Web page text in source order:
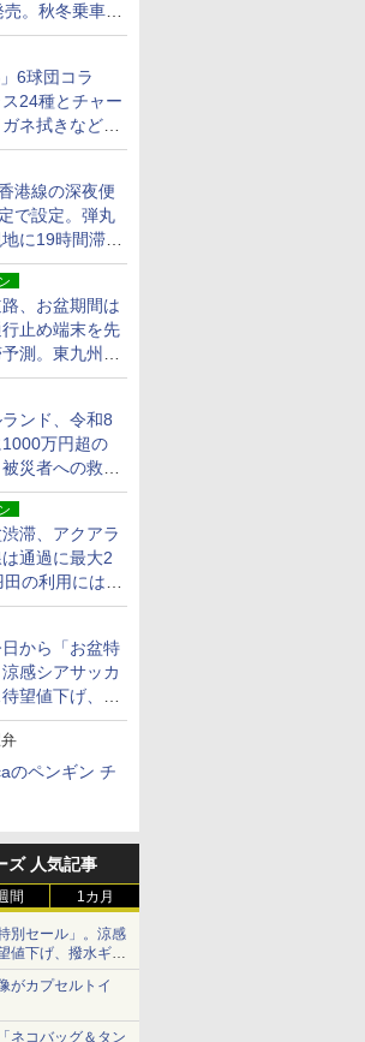
売。秋冬乗車
限定
6球団コラ
24種とチャー
ネ拭きなど雑
港線の深夜便
で設定。弾丸
に19時間滞在
、お盆期間は
止め端末を先
測。東九州道
調整を実施
ンド、令和8
万円超の
災者への救援
滞、アクアラ
通過に最大2
の利用には
の利用検討を
から「お盆特
感シアサッカ
望値下げ、撥
は1990円に
のペンギン チ
ズ 人気記事
間 1カ月
別セール」。涼感
値下げ、撥水ギア
がカプセルトイ
ネコバッグ＆タン